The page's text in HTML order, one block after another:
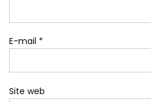
E-mail *
Site web